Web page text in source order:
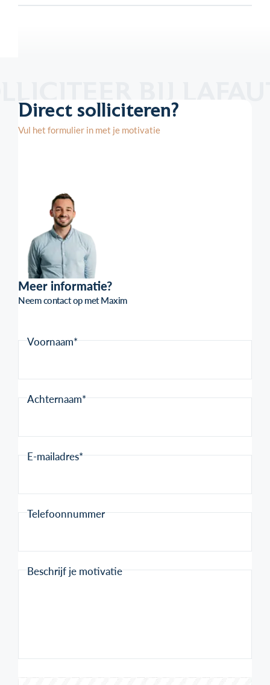
Direct solliciteren?
Vul het formulier in met je motivatie
Meer informatie?
Neem contact op met Maxim
Voornaam*
Achternaam*
E-mailadres*
Telefoonnummer
Beschrijf je motivatie